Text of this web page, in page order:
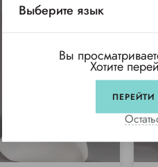
Выберите язык
Вы
Хотите